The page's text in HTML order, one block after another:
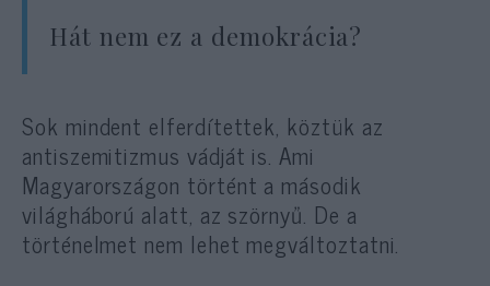
Hát nem ez a demokrácia?
Sok mindent elferdítettek, köztük az
antiszemitizmus vádját is. Ami
Magyarországon történt a második
világháború alatt, az szörnyű. De a
történelmet nem lehet megváltoztatni.